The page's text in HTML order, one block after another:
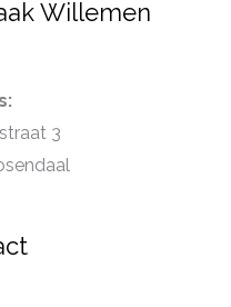
Willemen
3